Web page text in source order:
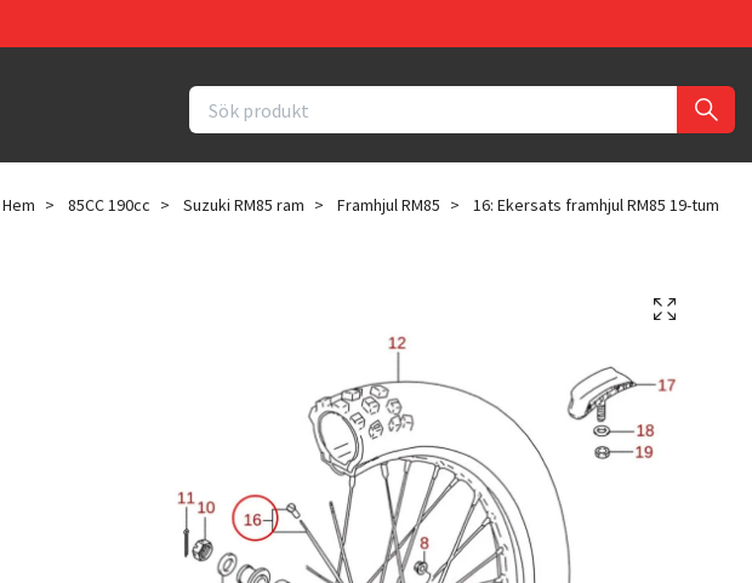
Hem 85CC 190cc Suzuki RM85 ram Framhjul RM85 16: Ekersats framhjul RM85 19-tum